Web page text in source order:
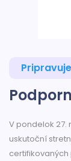
V pondelok 27.
uskutoční